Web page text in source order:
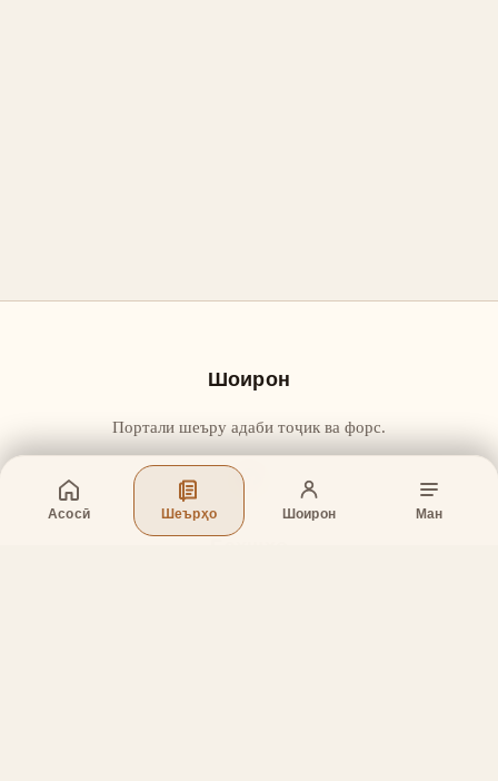
Асосӣ Шеърҳо Шоирон Ман
Шоирон
Портали шеъру адаби тоҷик ва форс.